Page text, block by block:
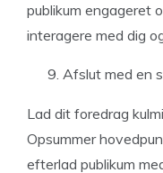
publikum engageret
interagere med dig
Afslut med en
Lad dit foredrag
Opsummer
efterlad publikum